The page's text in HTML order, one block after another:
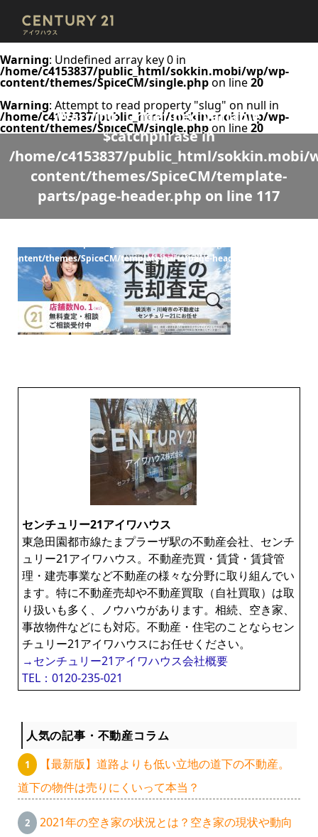
Warning: Undefined array key 0 in
/home/c4153837/public_html/sokkin.mobi/wp/wp-
content/themes/SpiceCM/single.phpon line20
Warning: Attempt to read property "slug" on null in
/home/c4153837/public_html/sokkin.mobi/wp/wp-
content/themes/SpiceCM/single.phpon line20
Warning: Undefined variable
$catchphrase in
/home/c4153837/public_html/sokkin.mobi/
content/themes/SpiceCM/template-
parts/page-header.php on line 117
content/themes/SpiceCM/template-parts/page-header.php
センチュリー21アイワハウス
東急田園都市線たまプラーザ駅の不動産会社、センチ
ュリー21アイワハウス。不動産売買・賃貸・賃貸管
理・建売事業など不動産の様々な分野に取り組んでい
ます。特に不動産売却や不動産買取（自社買取）は取
り扱いも多く、ノウハウがあります。相続、空き家、
事故物件などにも対応。不動産・住宅のことならセン
チュリー21アイワハウスにお任せください。
→センチュリー21アイワハウス会社概要
TEL：0120-235-021
人気の記事・不動産コラム
【最新版】道路よりも低い立地の道下の不動産。
道下の物件は売りにくいって本当？
2021年の空き家の状況とは？空き家の現状や動向